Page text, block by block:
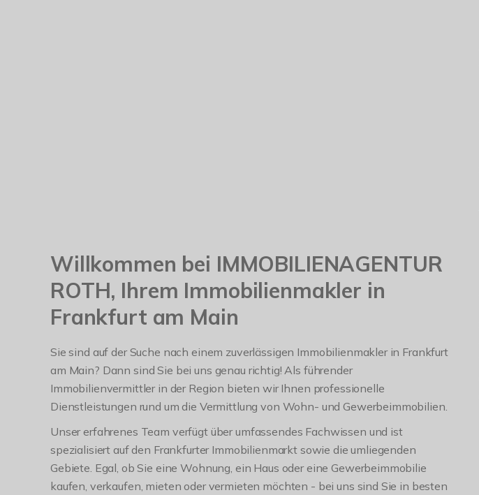
Willkommen bei IMMOBILIENAGENTUR
ROTH, Ihrem Immobilienmakler in
Frankfurt am Main
Sie sind auf der Suche nach einem zuverlässigen Immobilienmakler in Frankfurt
am Main? Dann sind Sie bei uns genau richtig! Als führender
Immobilienvermittler in der Region bieten wir Ihnen professionelle
Dienstleistungen rund um die Vermittlung von Wohn- und Gewerbeimmobilien.
Unser erfahrenes Team verfügt über umfassendes Fachwissen und ist
spezialisiert auf den Frankfurter Immobilienmarkt sowie die umliegenden
Gebiete. Egal, ob Sie eine Wohnung, ein Haus oder eine Gewerbeimmobilie
kaufen, verkaufen, mieten oder vermieten möchten - bei uns sind Sie in besten